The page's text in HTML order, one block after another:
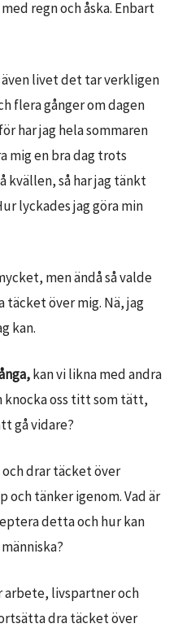
med regn och åska. Enbart
även livet det tar verkligen
flera gånger om dagen
har jag hela sommaren
mig en bra dag trots
kvällen, så har jag tänkt
lyckades jag göra min
men ändå så valde
över mig. Nä, jag
kan.
kan vi likna med andra
knocka oss titt som tätt,
gå vidare?
drar täcket över
och tänker igenom. Vad är
detta och hur kan
arbete, livspartner och
dra täcket över